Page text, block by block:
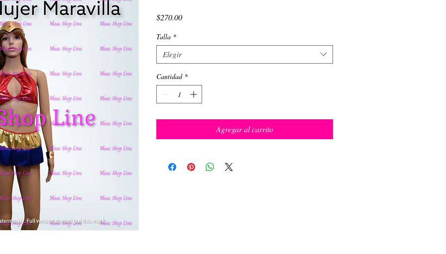
$270.00Precio
Talla *
Elegir
Cantidad *
Agregar al carrito